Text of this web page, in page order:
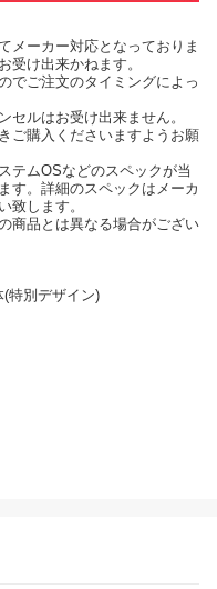
メーカー対応となっておりま
受け出来かねます。
でご注文のタイミングによっ
ルはお受け出来ません。
ご購入くださいますようお願
テムOSなどのスペックが当
す。詳細のスペックはメーカ
致します。
商品とは異なる場合がござい
(特別デザイン)